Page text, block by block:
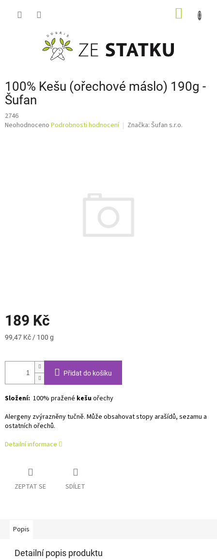
100% Kešu (ořechové máslo) 190g -
Šufan
2746
Průměrné
Neohodnoceno Podrobnosti hodnocení Značka: Šufan s.r.o.
189 Kč
Měrná
99,47 Kč / 100 g
Přidat do košíku
Složení: 100% pražené kešuořechy
Alergeny zvýrazněny tučně. Může obsahovat stopy arašídů, sezamu a
ostatních ořechů.
Detailní informace
ZEPTAT SE SDÍLET
Popis
Detailní popis produktu